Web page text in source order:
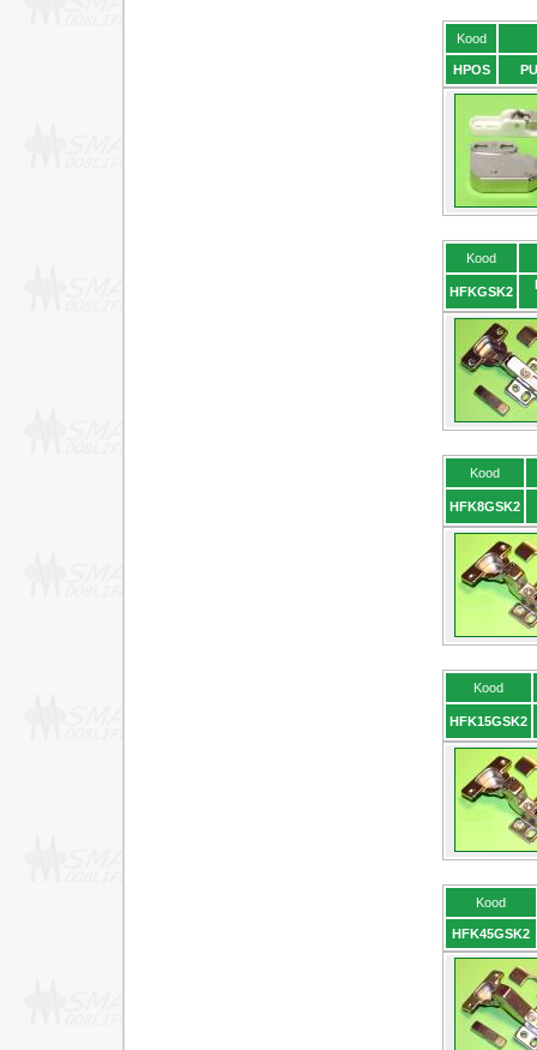
Kood
HPOS
Kood
HFKGSK2
Kood
HFK8GSK2
Kood
HFK15GSK2
Kood
HFK45GSK2